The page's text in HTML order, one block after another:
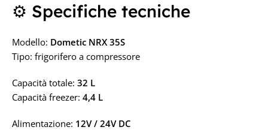
⚙️ Specifiche tecniche
Modello: Dometic NRX 35S
Tipo: frigorifero a compressore
Capacità totale: 32 L
Capacità freezer: 4,4 L
Alimentazione: 12V / 24V DC